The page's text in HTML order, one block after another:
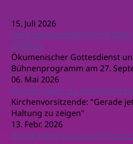
15. Juli 2026
Die Interkulturelle Woche
eröffnet
Ökumenischer Gottesdienst
Bühnenprogramm am 27.
06. Mai 2026
Kirchen laden zur
Kirchenvorsitzende: "Gerade
Haltung zu zeigen"
13. Febr. 2026
Hochkarätig besetzte